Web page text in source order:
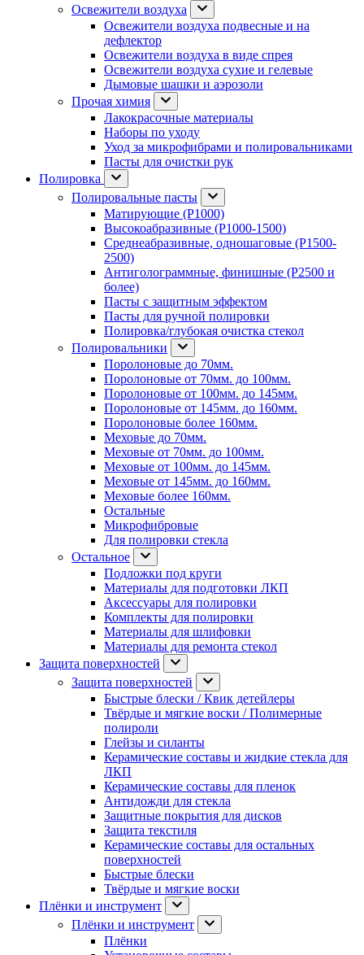
Освежители воздуха
Освежители воздуха подвесные и на
дефлектор
Освежители воздуха в виде спрея
Освежители воздуха сухие и гелевые
Дымовые шашки и аэрозоли
Прочая химия
Лакокрасочные материалы
Наборы по уходу
Уход за микрофибрами и полировальниками
Пасты для очистки рук
Полировка
Полировальные пасты
Матирующие (P1000)
Высокоабразивные (P1000-1500)
Среднеабразивные, одношаговые (P1500-
2500)
Антиголограммные, финишные (P2500 и
более)
Пасты с защитным эффектом
Пасты для ручной полировки
Полировка/глубокая очистка стекол
Полировальники
Поролоновые до 70мм.
Поролоновые от 70мм. до 100мм.
Поролоновые от 100мм. до 145мм.
Поролоновые от 145мм. до 160мм.
Поролоновые более 160мм.
Меховые до 70мм.
Меховые от 70мм. до 100мм.
Меховые от 100мм. до 145мм.
Меховые от 145мм. до 160мм.
Меховые более 160мм.
Остальные
Микрофибровые
Для полировки стекла
Остальное
Подложки под круги
Материалы для подготовки ЛКП
Аксессуары для полировки
Комплекты для полировки
Материалы для шлифовки
Материалы для ремонта стекол
Защита поверхностей
Защита поверхностей
Быстрые блески / Квик детейлеры
Твёрдые и мягкие воски / Полимерные
полироли
Глейзы и силанты
Керамические составы и жидкие стекла для
ЛКП
Керамические составы для пленок
Антидожди для стекла
Защитные покрытия для дисков
Защита текстиля
Керамические составы для остальных
поверхностей
Быстрые блески
Твёрдые и мягкие воски
Плёнки и инструмент
Плёнки и инструмент
Плёнки